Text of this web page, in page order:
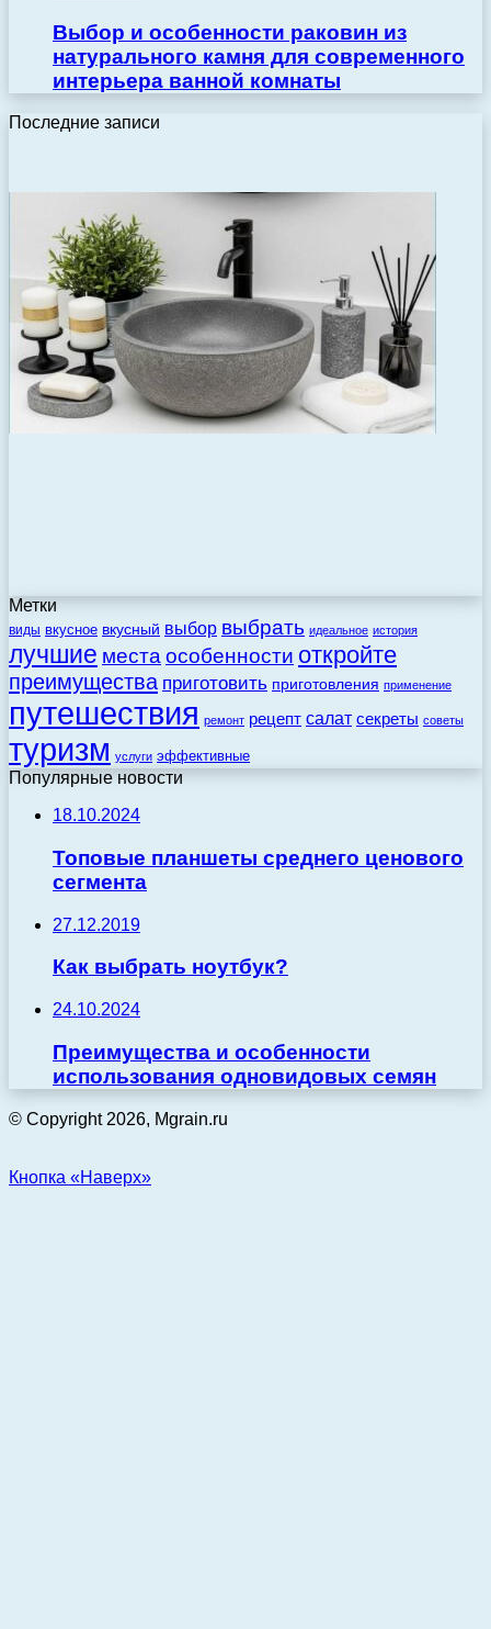
Выбор и особенности раковин из
натурального камня для современного
интерьера ванной комнаты
Последние записи
Метки
виды вкусное вкусный выбор выбрать идеальное история
лучшие местаособенности откройте
преимущества приготовить приготовления применение
путешествия ремонт рецепт салат секреты советы
туризм услуги эффективные
Популярные новости
18.10.2024
Топовые планшеты среднего ценового
сегмента
27.12.2019
Как выбрать ноутбук?
24.10.2024
Преимущества и особенности
использования одновидовых семян
© Copyright 2026, Mgrain.ru
Кнопка «Наверх»